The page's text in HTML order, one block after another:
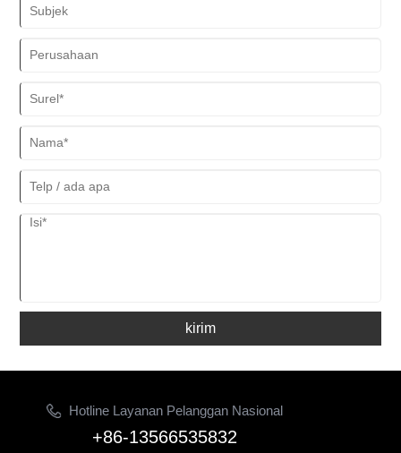
kirim
Hotline Layanan Pelanggan Nasional
+86-13566535832